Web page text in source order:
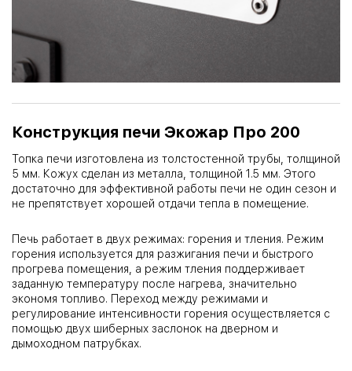
Конструкция печи Экожар Про 200
Топка печи изготовлена из толстостенной трубы, толщиной
5 мм. Кожух сделан из металла, толщиной 1.5 мм. Этого
достаточно для эффективной работы печи не один сезон и
не препятствует хорошей отдачи тепла в помещение.
Печь работает в двух режимах: горения и тления. Режим
горения используется для разжигания печи и быстрого
прогрева помещения, а режим тления поддерживает
заданную температуру после нагрева, значительно
экономя топливо. Переход между режимами и
регулирование интенсивности горения осуществляется с
помощью двух шиберных заслонок на дверном и
дымоходном патрубках.